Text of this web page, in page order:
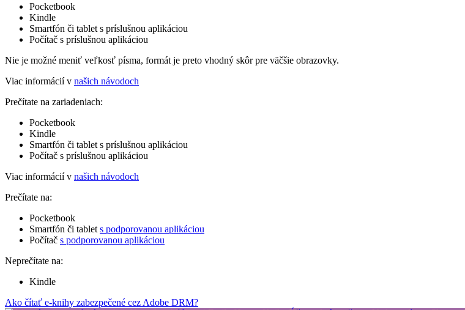
Pocketbook
Kindle
Smartfón či tablet s príslušnou aplikáciou
Počítač s príslušnou aplikáciou
Nie je možné meniť veľkosť písma, formát je preto vhodný skôr pre väčšie obrazovky.
Viac informácií v našich návodoch
Prečítate na zariadeniach:
Pocketbook
Kindle
Smartfón či tablet s príslušnou aplikáciou
Počítač s príslušnou aplikáciou
Viac informácií v našich návodoch
Prečítate na:
Pocketbook
Smartfón či tablet s podporovanou aplikáciou
Počítač s podporovanou aplikáciou
Neprečítate na:
Kindle
Ako čítať e-knihy zabezpečené cez Adobe DRM?